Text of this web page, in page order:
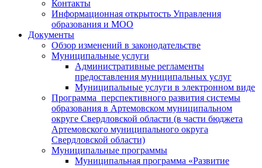
Контакты
Информационная открытость Управления
образования и МОО
Документы
Обзор изменений в законодательстве
Муниципальные услуги
Административные регламенты
предоставления муниципальных услуг
Муниципальные услуги в электронном виде
Программа перспективного развития системы
образования в Артемовском муниципальном
округе Свердловской области (в части бюджета
Артемовского муниципального округа
Свердловской области)
Муниципальные программы
Муниципальная программа «Развитие